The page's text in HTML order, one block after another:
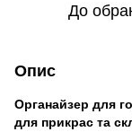
До
Опис
Органайзер для
для прикрас та